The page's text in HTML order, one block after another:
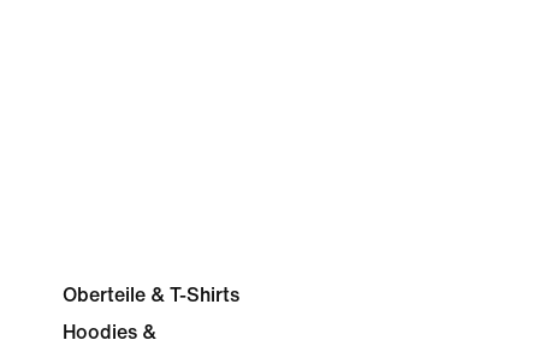
Oberteile & T-Shirts
Hoodies &